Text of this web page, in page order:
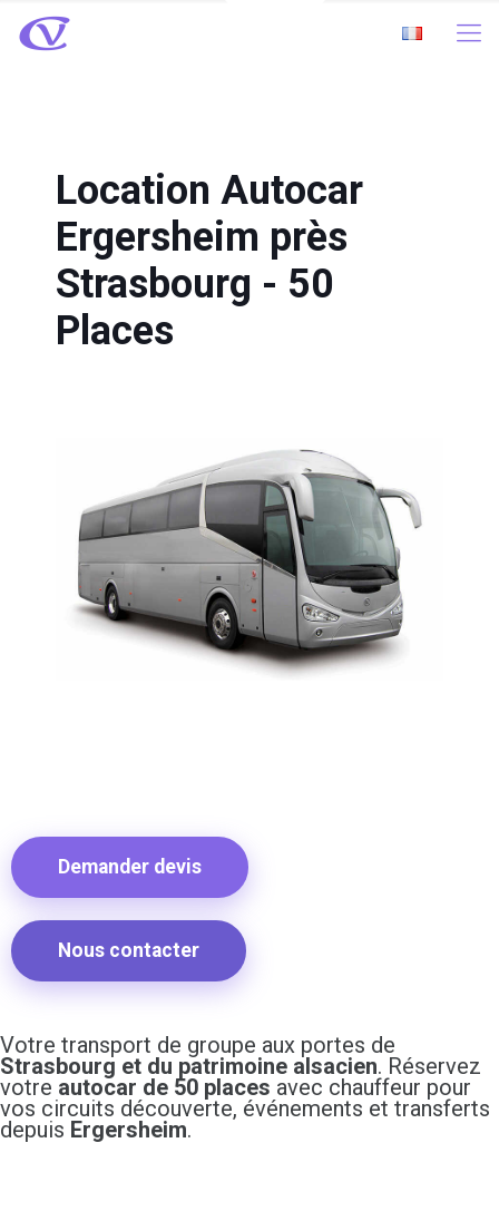
Location Autocar
Ergersheim près
Strasbourg - 50
Places
Demander devis
Nous contacter
Votre transport de groupe aux portes de
Strasbourg et du patrimoine alsacien. Réservez
votre autocar de 50 places avec chauffeur pour
vos circuits découverte, événements et transferts
depuis Ergersheim.